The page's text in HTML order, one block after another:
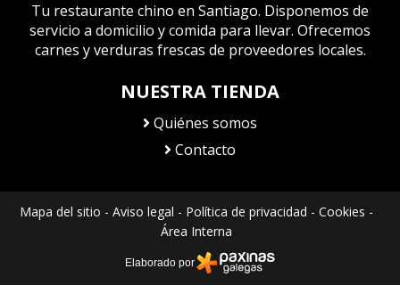
Tu restaurante chino en Santiago. Disponemos de
servicio a domicilio y comida para llevar. Ofrecemos
carnes y verduras frescas de proveedores locales.
NUESTRA TIENDA
Quiénes somos
Contacto
Mapa del sitio - Aviso legal - Política de privacidad - Cookies -
Área Interna
Elaborado por